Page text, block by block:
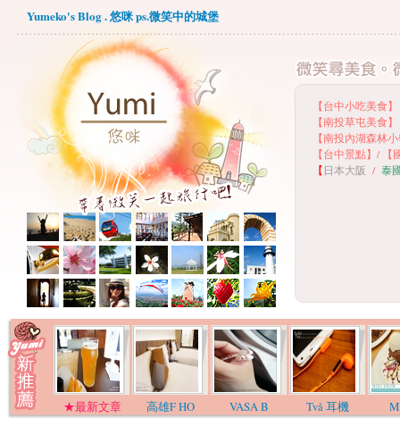
Yumeko's Blog . 悠咪 ps.微笑中的城堡
【台中小吃美食】
【南投草屯美食】
【南投內湖森林
【台中景點】 /
【日本大阪 / 泰
★最新文章 高雄F HO VASA B Två 耳機